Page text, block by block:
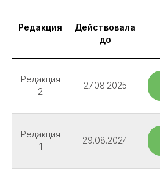
Редакция
Действовала
до
Редакция
2
27.08.2025
Редакция
1
29.08.2024